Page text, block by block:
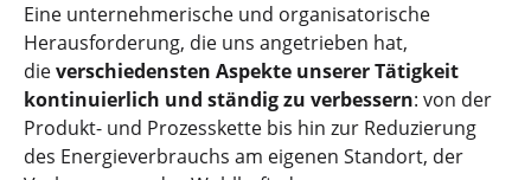
Eine unternehmerische und organisatorische
Herausforderung, die uns angetrieben hat,
dieverschiedensten Aspekte unserer Tätigkeit
kontinuierlich und ständig zu verbessern: von der
Produkt- und Prozesskette bis hin zur Reduzierung
des Energieverbrauchs am eigenen Standort, der